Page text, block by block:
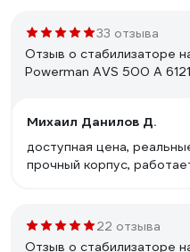
33 отзыва
Отзыв о стабилизаторе
Powerman AVS 500 A
Михаил Данилов Д.
доступная цена,
прочный корпус,
22 отзыва
Отзыв о стабилизаторе